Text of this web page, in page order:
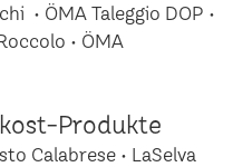
• ÖMA Taleggio DOP •
• ÖMA
Produkte
Calabrese • LaSelva